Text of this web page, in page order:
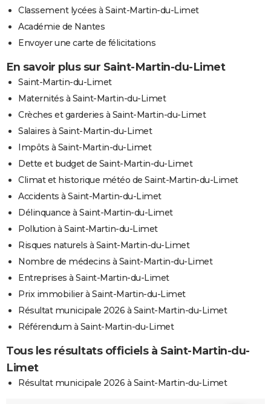
Classement lycées à Saint-Martin-du-Limet
Académie de Nantes
Envoyer une carte de félicitations
En savoir plus sur Saint-Martin-du-Limet
Saint-Martin-du-Limet
Maternités à Saint-Martin-du-Limet
Crèches et garderies à Saint-Martin-du-Limet
Salaires à Saint-Martin-du-Limet
Impôts à Saint-Martin-du-Limet
Dette et budget de Saint-Martin-du-Limet
Climat et historique météo de Saint-Martin-du-Limet
Accidents à Saint-Martin-du-Limet
Délinquance à Saint-Martin-du-Limet
Pollution à Saint-Martin-du-Limet
Risques naturels à Saint-Martin-du-Limet
Nombre de médecins à Saint-Martin-du-Limet
Entreprises à Saint-Martin-du-Limet
Prix immobilier à Saint-Martin-du-Limet
Résultat municipale 2026 à Saint-Martin-du-Limet
Référendum à Saint-Martin-du-Limet
Tous les résultats officiels à Saint-Martin-du-
Limet
Résultat municipale 2026 à Saint-Martin-du-Limet